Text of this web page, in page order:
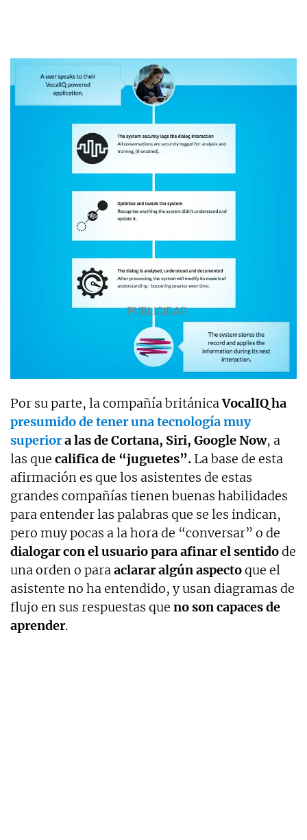
Por su parte, la compañía británicaVocalIQ ha
presumido de tener una tecnología muy
superiora las de Cortana, Siri, Google Now, a
las que califica de “juguetes”. La base de esta
afirmación es que los asistentes de estas
grandes compañías tienen buenas habilidades
para entender las palabras que se les indican,
pero muy pocas a la hora de “conversar” o de
dialogar con el usuario para afinar el sentidode
una orden o paraaclarar algún aspectoque el
asistente no ha entendido, y usan diagramas de
flujo en sus respuestas que no son capaces de
aprender.